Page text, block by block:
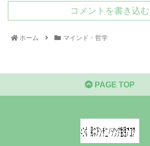
コメントを書き込む
ホーム マインド・哲学
PAGE TOP